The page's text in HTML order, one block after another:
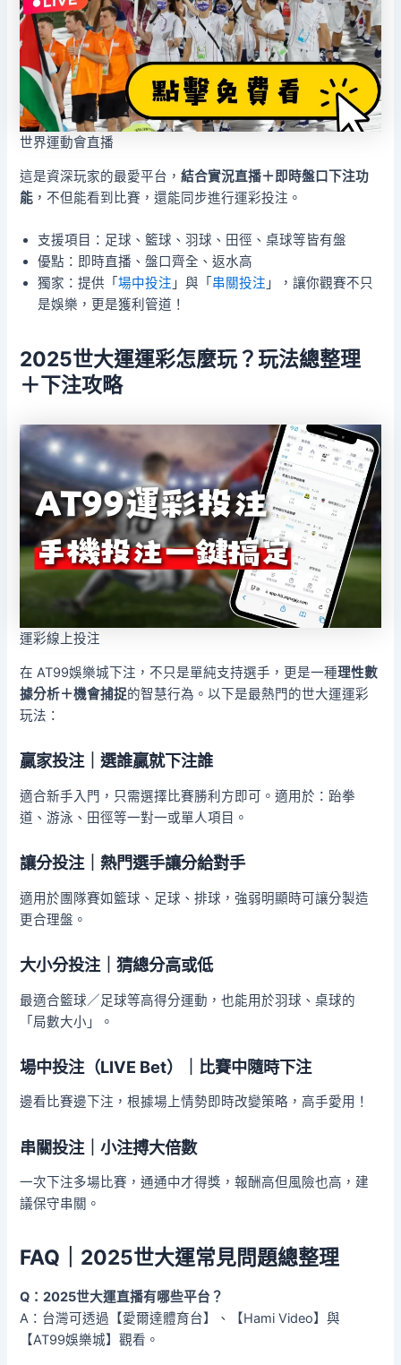
世界運動會直播
這是資深玩家的最愛平台，結合實況直播＋即時盤口下注功
能 ，不但能看到比賽，還能同步進行運彩投注。
支援項目：足球、籃球、羽球、田徑、桌球等皆有盤
優點：即時直播、盤口齊全、返水高
獨家：提供「場中投注 」與「 串關投注 」，讓你觀賽不只
是娛樂，更是獲利管道！
2025世大運運彩怎麼玩？玩法總整理
＋下注攻略
運彩線上投注
在 AT99娛樂城下注，不只是單純支持選手，更是一種理性數
據分析＋機會捕捉的智慧行為。以下是最熱門的世大運運彩
玩法：
贏家投注｜選誰贏就下注誰
適合新手入門，只需選擇比賽勝利方即可。適用於：跆拳
道、游泳、田徑等一對一或單人項目。
讓分投注｜熱門選手讓分給對手
適用於團隊賽如籃球、足球、排球，強弱明顯時可讓分製造
更合理盤。
大小分投注｜猜總分高或低
最適合籃球／足球等高得分運動，也能用於羽球、桌球的
「局數大小」。
場中投注（LIVE Bet）｜比賽中隨時下注
邊看比賽邊下注，根據場上情勢即時改變策略，高手愛用！
串關投注｜小注搏大倍數
一次下注多場比賽，通通中才得獎，報酬高但風險也高，建
議保守串關。
FAQ｜2025世大運常見問題總整理
Q：2025世大運直播有哪些平台？
A：台灣可透過【愛爾達體育台】、【Hami Video】與
【AT99娛樂城】觀看。